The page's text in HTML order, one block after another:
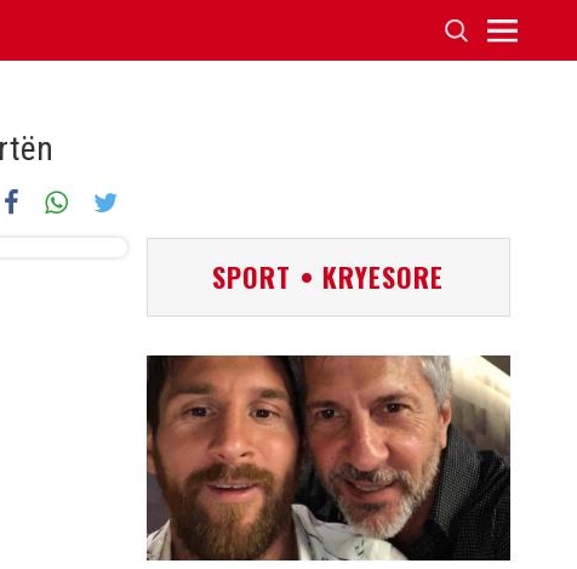
SPORT • KRYESORE